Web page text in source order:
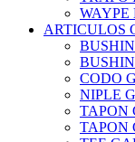
WAYPE
ARTICULOS
CODO
NIPLE
TAPON
TAPON